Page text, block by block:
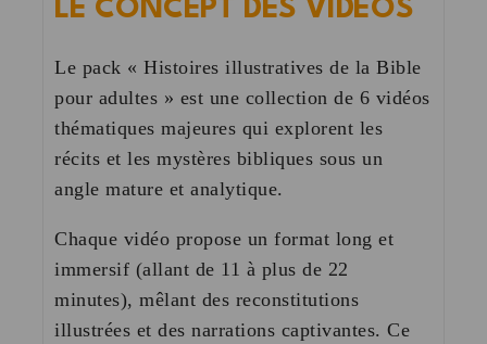
LE CONCEPT DES VIDÉOS
Le pack « Histoires illustratives de la Bible
pour adultes » est une collection de 6 vidéos
thématiques majeures qui explorent les
récits et les mystères bibliques sous un
angle mature et analytique.
Chaque vidéo propose un format long et
immersif (allant de 11 à plus de 22
minutes), mêlant des reconstitutions
illustrées et des narrations captivantes. Ce